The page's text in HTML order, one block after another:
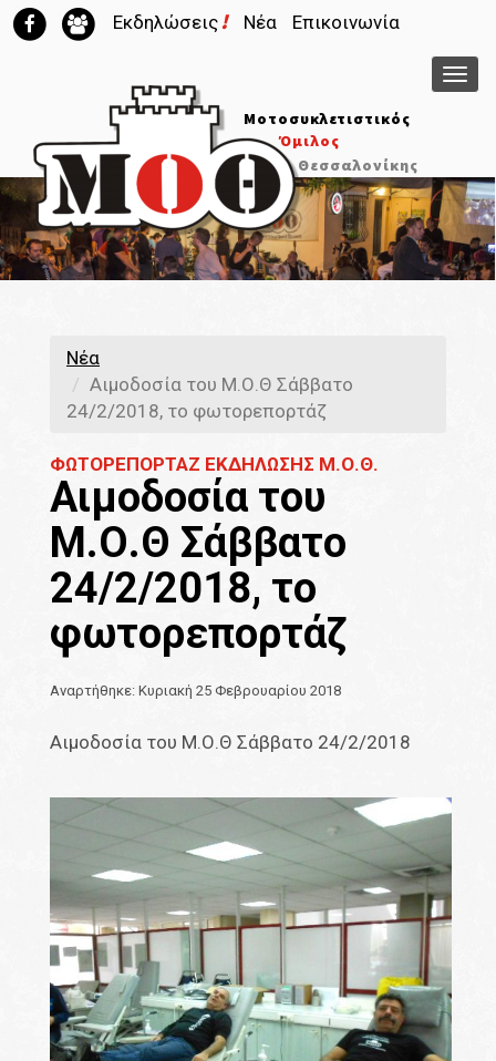
Μοτοσυκλετιστικός
Όμιλος
Θεσσαλονίκης
Εκδηλώσεις ! Νέα Επικοινωνία
Νέα
Αιμοδοσία του Μ.Ο.Θ Σάββατο
24/2/2018, το φωτορεπορτάζ
ΦΩΤΟΡΕΠΟΡΤΑΖ ΕΚΔΗΛΩΣΗΣ Μ.Ο.Θ.
Αιμοδοσία του
Μ.Ο.Θ Σάββατο
24/2/2018, το
φωτορεπορτάζ
Αναρτήθηκε: Κυριακή 25 Φεβρουαρίου 2018
Αιμοδοσία του Μ.Ο.Θ Σάββατο 24/2/2018